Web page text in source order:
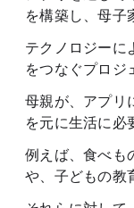
を構築し、母子
テクノロジーに
をつなぐプロジ
母親が、アプリ
を元に生活に必
例えば、食べも
や、子どもの教